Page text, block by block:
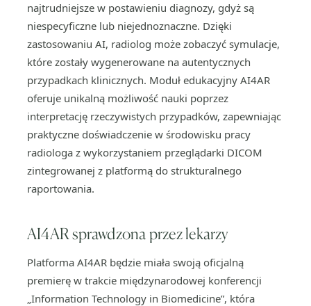
najtrudniejsze w postawieniu diagnozy, gdyż są
niespecyficzne lub niejednoznaczne. Dzięki
zastosowaniu AI, radiolog może zobaczyć symulacje,
które zostały wygenerowane na autentycznych
przypadkach klinicznych. Moduł edukacyjny AI4AR
oferuje unikalną możliwość nauki poprzez
interpretację rzeczywistych przypadków, zapewniając
praktyczne doświadczenie w środowisku pracy
radiologa z wykorzystaniem przeglądarki DICOM
zintegrowanej z platformą do strukturalnego
raportowania.
AI4AR sprawdzona przez lekarzy
Platforma AI4AR będzie miała swoją oficjalną
premierę w trakcie międzynarodowej konferencji
„Information Technology in Biomedicine”, która